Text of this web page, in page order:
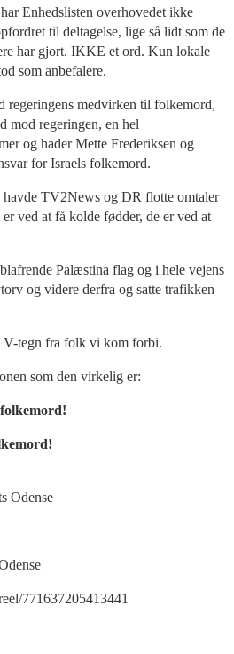
Enhedslisten overhovedet ikke
til deltagelse, lige så lidt som de
har gjort. IKKE et ord. Kun lokale
som anbefalere.
regeringens medvirken til folkemord,
mod regeringen, en hel
og hader Mette Frederiksen og
for Israels folkemord.
havde TV2News og DR flotte omtaler
ved at få kolde fødder, de er ved at
Palæstina flag og i hele vejens
og videre derfra og satte trafikken
V-tegn fra folk vi kom forbi.
som den virkelig er:
Odense
771637205413441